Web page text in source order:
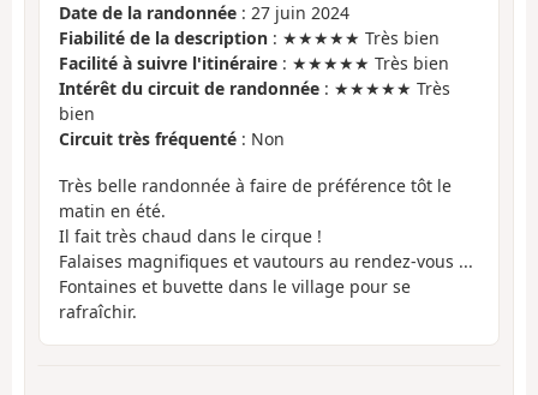
Date de la randonnée : 27 juin 2024
Fiabilité de la description : ★★★★★ Très bien
Facilité à suivre l'itinéraire : ★★★★★ Très bien
Intérêt du circuit de randonnée : ★★★★★ Très
bien
Circuit très fréquenté : Non
Très belle randonnée à faire de préférence tôt le
matin en été.
Il fait très chaud dans le cirque !
Falaises magnifiques et vautours au rendez-vous ...
Fontaines et buvette dans le village pour se
rafraîchir.